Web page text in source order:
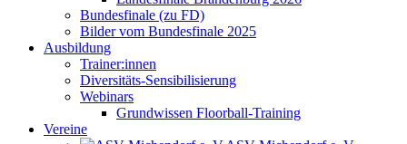
Bundesfinale (zu FD)
Bilder vom Bundesfinale 2025
Ausbildung
Trainer:innen
Diversitäts-Sensibilisierung
Webinars
Grundwissen Floorball-Training
Vereine